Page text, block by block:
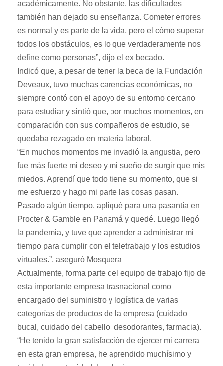
académicamente. No obstante, las dificultades
también han dejado su enseñanza. Cometer errores
es normal y es parte de la vida, pero el cómo superar
todos los obstáculos, es lo que verdaderamente nos
define como personas”, dijo el ex becado.
Indicó que, a pesar de tener la beca de la Fundación
Deveaux, tuvo muchas carencias económicas, no
siempre contó con el apoyo de su entorno cercano
para estudiar y sintió que, por muchos momentos, en
comparación con sus compañeros de estudio, se
quedaba rezagado en materia laboral.
“En muchos momentos me invadió la angustia, pero
fue más fuerte mi deseo y mi sueño de surgir que mis
miedos. Aprendí que todo tiene su momento, que si
me esfuerzo y hago mi parte las cosas pasan.
Pasado algún tiempo, apliqué para una pasantía en
Procter & Gamble en Panamá y quedé. Luego llegó
la pandemia, y tuve que aprender a administrar mi
tiempo para cumplir con el teletrabajo y los estudios
virtuales.”, aseguró Mosquera
Actualmente, forma parte del equipo de trabajo fijo de
esta importante empresa trasnacional como
encargado del suministro y logística de varias
categorías de productos de la empresa (cuidado
bucal, cuidado del cabello, desodorantes, farmacia).
“He tenido la gran satisfacción de ejercer mi carrera
en esta gran empresa, he aprendido muchísimo y